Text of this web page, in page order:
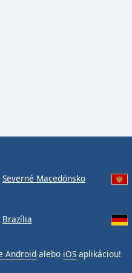
Severné Macedónsko
Brazília
Android alebo iOS aplikáciou!